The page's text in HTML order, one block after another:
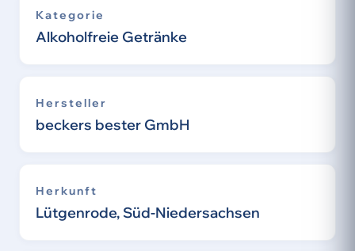
Kategorie
Alkoholfreie Getränke
Hersteller
beckers bester GmbH
Herkunft
Lütgenrode, Süd-Niedersachsen